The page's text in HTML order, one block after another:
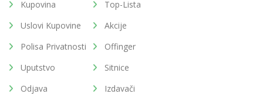
Kupovina
Uslovi Kupovine
Polisa Privatnosti
Uputstvo
Odjava
Top-Lista
Akcije
Offinger
Sitnice
Izdavači